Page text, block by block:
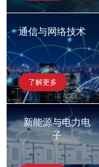
通信与网络技术
了解更多
新能源与电力电
子